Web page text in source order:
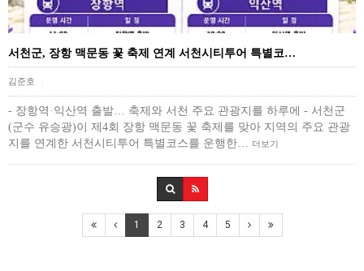
서천군, 장항 맥문동 꽃 축제 연계 서천시티투어 특별코…
김준호
- 장항역·익산역 출발… 축제와 서천 주요 관광지를 하루에 - 서천군
(군수 유승광)이 제4회 장항 맥문동 꽃 축제를 맞아 지역의 주요 관광
지를 연계한 서천시티투어 특별코스를 운행한… 더보기
1 2 3 4 5